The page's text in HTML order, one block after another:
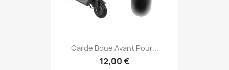
Garde Boue Avant Pour...
12,00 €